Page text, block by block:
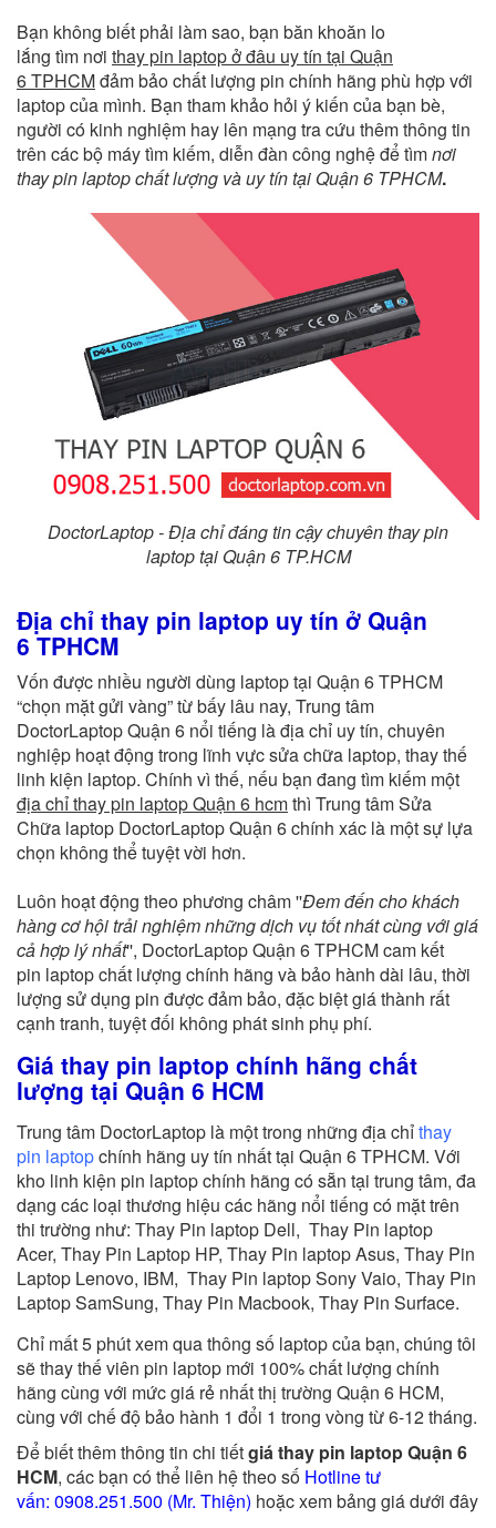
Bạn không biết phải làm sao, bạn băn khoăn lo
lắng tìm nơi thay pin laptop ở đâu uy tín tại Quận
6 TPHCMđảm bảo chất lượng pin chính hãng phù hợp với
laptop của mình. Bạn tham khảo hỏi ý kiến của bạn bè,
người có kinh nghiệm hay lên mạng tra cứu thêm thông tin
trên các bộ máy tìm kiếm, diễn đàn công nghệ để tìmnơi
thay pin laptop chất lượng và uy tín tại Quận 6 TPHCM.
DoctorLaptop - Địa chỉ đáng tin cậy chuyên thay pin
laptop tại Quận 6 TP.HCM
Địa chỉ thay pin laptop uy tín ở Quận
6 TPHCM
Vốn được nhiều người dùng laptop tại Quận 6 TPHCM
“chọn mặt gửi vàng” từ bấy lâu nay, Trung tâm
DoctorLaptop Quận 6 nổi tiếng là địa chỉ uy tín, chuyên
nghiệp hoạt động trong lĩnh vực sửa chữa laptop, thay thế
linh kiện laptop. Chính vì thế, nếu bạn đang tìm kiếm một
địa chỉthay pin laptop Quận 6 hcmthì Trung tâm Sửa
Chữa laptop DoctorLaptop Quận 6 chính xác là một sự lựa
chọn không thể tuyệt vời hơn.
Luôn hoạt động theo phương châm ''Đem đến cho khách
hàng cơ hội trải nghiệm những dịch vụ tốt nhát cùng với giá
cả hợp lý nhất'', DoctorLaptop Quận 6 TPHCM cam kết
pin laptop chất lượng chính hãng và bảo hành dài lâu, thời
lượng sử dụng pin được đảm bảo, đặc biệt giá thành rất
cạnh tranh, tuyệt đối không phát sinh phụ phí.
Giá thay pin laptop chính hãng chất
lượng tại Quận 6 HCM
Trung tâm DoctorLaptop là một trong những địa chỉthay
pin laptopchính hãng uy tín nhất tại Quận 6 TPHCM. Với
kho linh kiện pin laptop chính hãng có sẵn tại trung tâm, đa
dạng các loại thương hiệu các hãng nổi tiếng có mặt trên
thi trường như: Thay Pin laptop Dell, Thay Pin laptop
Acer, Thay Pin Laptop HP, Thay Pin laptop Asus, Thay Pin
Laptop Lenovo, IBM, Thay Pin laptop Sony Vaio, Thay Pin
Laptop SamSung, Thay Pin Macbook, Thay Pin Surface.
Chỉ mất 5 phút xem qua thông số laptop của bạn, chúng tôi
sẽ thay thế viên pin laptop mới 100% chất lượng chính
hãng cùng với mức giá rẻ nhất thị trường Quận 6 HCM,
cùng với chế độ bảo hành 1 đổi 1 trong vòng từ 6-12 tháng.
Để biết thêm thông tin chi tiếtgiá thay pin laptop Quận 6
HCM, các bạn có thể liên hệ theo số Hotline tư
vấn: 0908.251.500 (Mr. Thiện) hoặc xem bảng giá dưới đây